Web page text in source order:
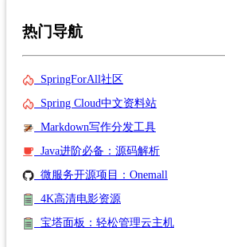
热门导航
SpringForAll社区
Spring Cloud中文资料站
Markdown写作分发工具
Java进阶必备：源码解析
微服务开源项目：Onemall
4K高清电影资源
宝塔面板：轻松管理云主机